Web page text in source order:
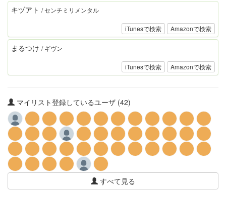
iTunesで検索 Amazonで検索
キヅアト / センチミリメンタル
iTunesで検索 Amazonで検索
まるつけ / ギヴン
マイリスト登録しているユーザ (42)
すべて見る